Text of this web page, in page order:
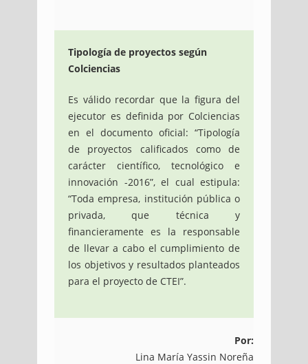
Tipología de proyectos según
Colciencias
Es válido recordar que la figura del
ejecutor es definida por Colciencias
en el documento oficial: “Tipología
de proyectos calificados como de
carácter científico, tecnológico e
innovación -2016”, el cual estipula:
“Toda empresa, institución pública o
privada, que técnica y
financieramente es la responsable
de llevar a cabo el cumplimiento de
los objetivos y resultados planteados
para el proyecto de CTEI”.
Por:
Lina María Yassin Noreña